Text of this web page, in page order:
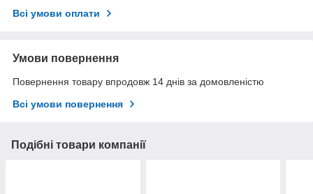
Всі умови оплати
Умови повернення
Повернення товару впродовж 14 днів за домовленістю
Всі умови повернення
Подібні товари компанії